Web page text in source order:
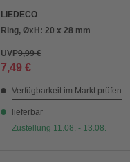
LIEDECO
Ring, ØxH: 20 x 28 mm
UVP9,99 €
7,49 €
Verfügbarkeit im Markt prüfen
lieferbar
Zustellung 11.08. - 13.08.